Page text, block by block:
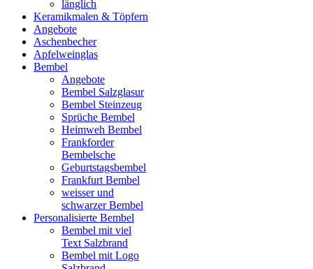
länglich
Keramikmalen & Töpfern
Angebote
Aschenbecher
Apfelweinglas
Bembel
Angebote
Bembel Salzglasur
Bembel Steinzeug
Sprüche Bembel
Heimweh Bembel
Frankforder
Bembelsche
Geburtstagsbembel
Frankfurt Bembel
weisser und
schwarzer Bembel
Personalisierte Bembel
Bembel mit viel
Text Salzbrand
Bembel mit Logo